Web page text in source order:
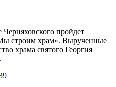
Черняховского пройдет
строим храм». Вырученные
храма святого Георгия